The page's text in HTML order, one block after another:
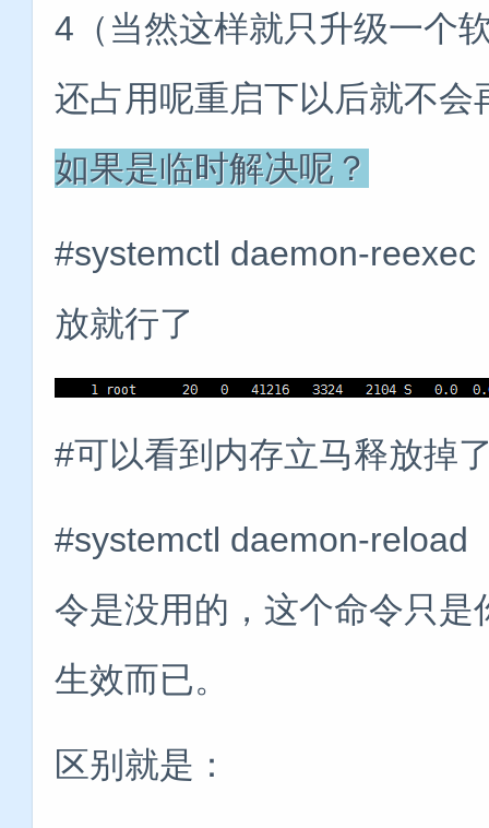
4（当然这样就只升级一个
还占用呢重启下以后就不会
如果是临时解决呢？
#systemctl daemon-
放就行了
#可以看到内存立马释放掉
#systemctl daemon-
令是没用的，这个命令只
生效而已。
区别就是：